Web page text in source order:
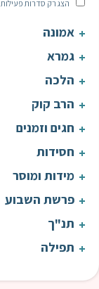
הצג רק סדרות פעילות
אמונה
גמרא
הלכה
הרב קוק
חגים וזמנים
חסידות
מידות ומוסר
פרשת השבוע
תנ"ך
תפילה